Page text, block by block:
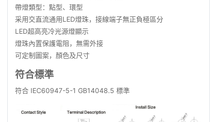
帶燈類型：點型、環型
采用交直流通用LED燈珠，接線端子無正負極區分
LED超高亮冷光源燈顯示
燈珠內置保護電阻，無需外接
可定制圖案，顏色及尺寸
符合標準
符合 IEC60947-5-1 GB14048.5 標準